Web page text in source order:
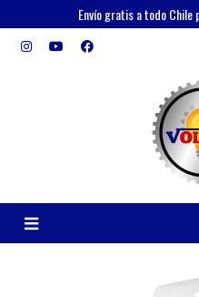
Envío gratis a todo